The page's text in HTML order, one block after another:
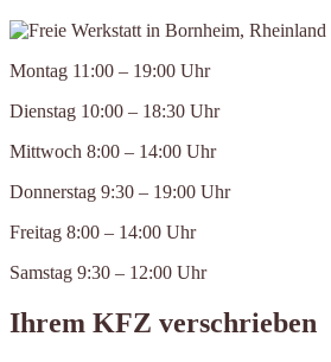
Montag 11:00 – 19:00 Uhr
Dienstag 10:00 – 18:30 Uhr
Mittwoch 8:00 – 14:00 Uhr
Donnerstag 9:30 – 19:00 Uhr
Freitag 8:00 – 14:00 Uhr
Samstag 9:30 – 12:00 Uhr
Ihrem KFZ verschrieben